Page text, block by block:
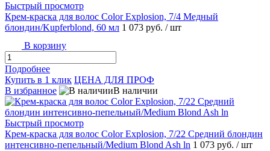
Быстрый просмотр
Крем-краска для волос Color Explosion, 7/4 Медный
блондин/Kupferblond, 60 мл 1 073 руб. / шт
В корзину
Подробнее
Купить в 1 клик ЦЕНА ДЛЯ ПРОФ
В избранное
В наличии
Быстрый просмотр
Крем-краска для волос Color Explosion, 7/22 Средний блондин
интенсивно-пепельный/Medium Blond Ash ln 1 073 руб. / шт